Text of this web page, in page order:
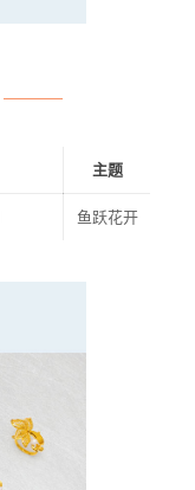
主题
鱼跃花开